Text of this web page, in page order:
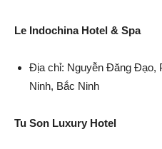
Le Indochina Hotel & Spa
Địa chỉ: Nguyễn Đăng Đạo,
Ninh, Bắc Ninh
Tu Son Luxury Hotel